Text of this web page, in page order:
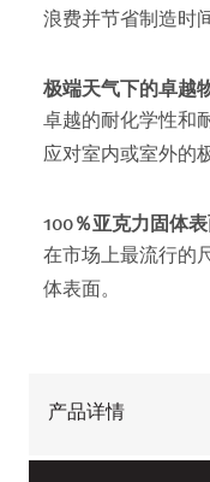
浪费并节省制造时
极端天气下的卓越
卓越的耐化学性和
应对室内或室外的
100％亚克力固体表
在市场上最流行的
体表面。
产品详情